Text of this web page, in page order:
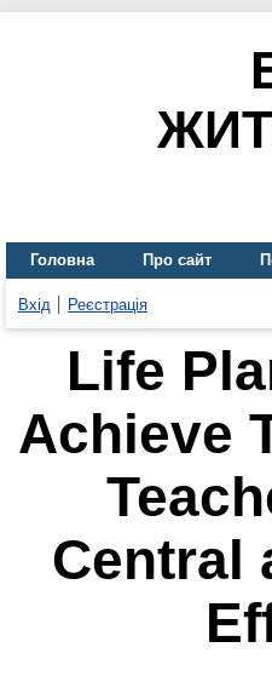
Головна Про сайт
Вхід Реєстрація
Life
Achieve
Central